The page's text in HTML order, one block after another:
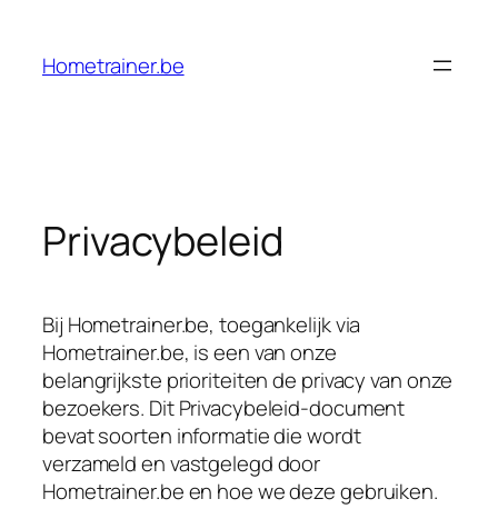
Hometrainer.be
Privacybeleid
Bij Hometrainer.be, toegankelijk via
Hometrainer.be, is een van onze
belangrijkste prioriteiten de privacy van onze
bezoekers. Dit Privacybeleid-document
bevat soorten informatie die wordt
verzameld en vastgelegd door
Hometrainer.be en hoe we deze gebruiken.